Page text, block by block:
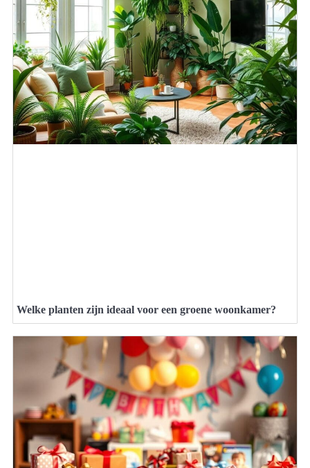
Welke planten zijn ideaal voor een groene woonkamer?